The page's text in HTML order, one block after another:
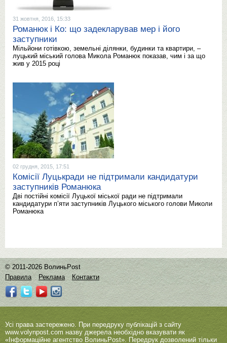
31 жовтня, 2016, 15:33
Романюк і Ко: що задекларував мер і його
заступники
Мільйони готівкою, земельні ділянки, будинки та квартири, –
луцький міський голова Микола Романюк показав, чим і за що
жив у 2015 році
02 грудня, 2015, 17:51
Комісії Луцькради не підтримали кандидатури
заступників Романюка
Дві постійні комісії Луцької міської ради не підтримали
кандидатури п’яти заступників Луцького міського голови Миколи
Романюка
© 2011-2026 ВолиньPost
Правила
Реклама Контакти
Усі права застережено. При передруку публікацій з сайту
www.volynpost.com назву джерела необхідно вказувати як
«Інформаційне агентство ВолиньPost». Передрук дозволений тільки